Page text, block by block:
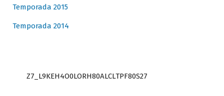
Temporada 2015
Temporada 2014
Z7_L9KEH4O0LORH80ALCLTPF80S27